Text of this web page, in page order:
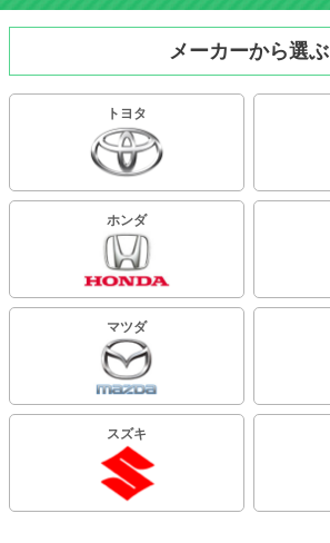
メーカーから選ぶ
トヨタ
ホンダ
マツダ
スズキ